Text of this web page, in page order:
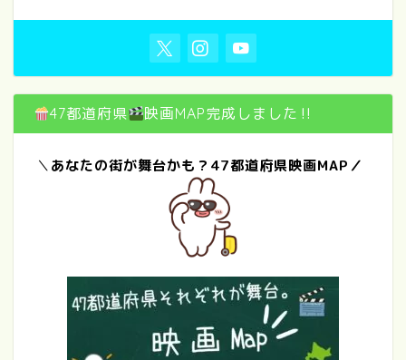
47都道府県 映画MAP完成しました‼
＼あなたの街が舞台かも？47都道府県映画MAP／